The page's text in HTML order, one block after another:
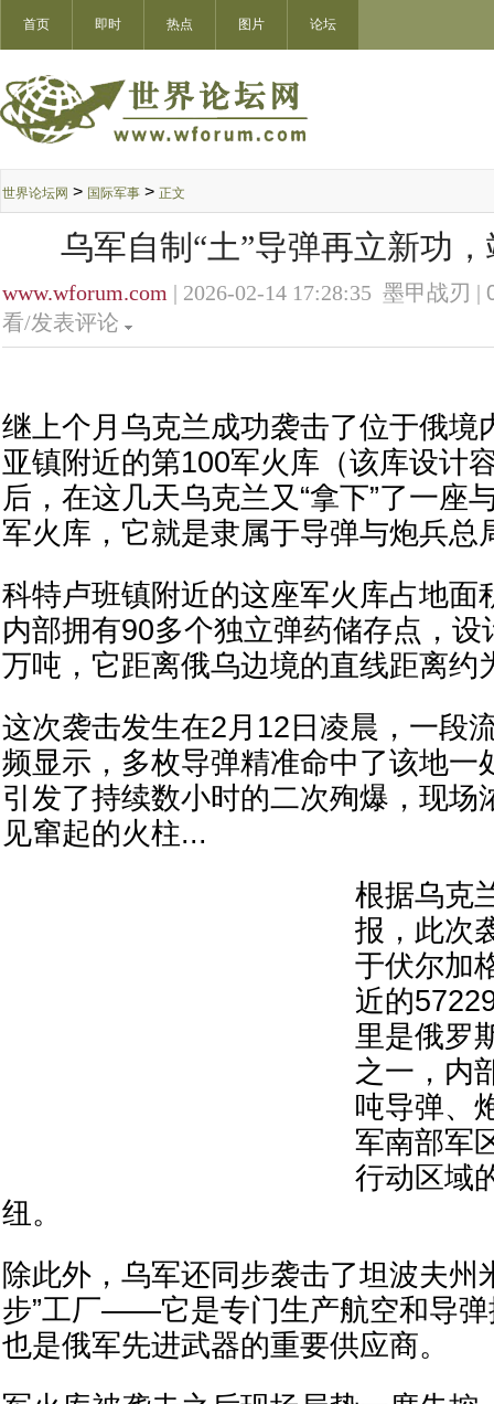
首页 即时 热点 图片 论坛
世界论坛网 > 国际军事 > 正文
乌军自制“土”导弹再立新功
www.wforum.com | 2026-02-14 17:28:35 墨甲战刃 |
看/发表评论
继上个月乌克兰成功袭击了位于俄境
亚镇附近的第100军火库（该库设计
后，在这几天乌克兰又“拿下”了一座
军火库，它就是隶属于导弹与炮兵总
科特卢班镇附近的这座军火库占地面
内部拥有90多个独立弹药储存点，
万吨，它距离俄乌边境的直线距离约
这次袭击发生在2月12日凌晨，一段
频显示，多枚导弹精准命中了该地一
引发了持续数小时的二次殉爆，现场
见窜起的火柱...
根据乌克
报，此次
于伏尔加
近的
里是俄罗
之一，内
吨导弹、
军南部军
行动区域
纽。
除此外，乌军还同步袭击了坦波夫州
步”工厂——它是专门生产航空和导弹
也是俄军先进武器的重要供应商。